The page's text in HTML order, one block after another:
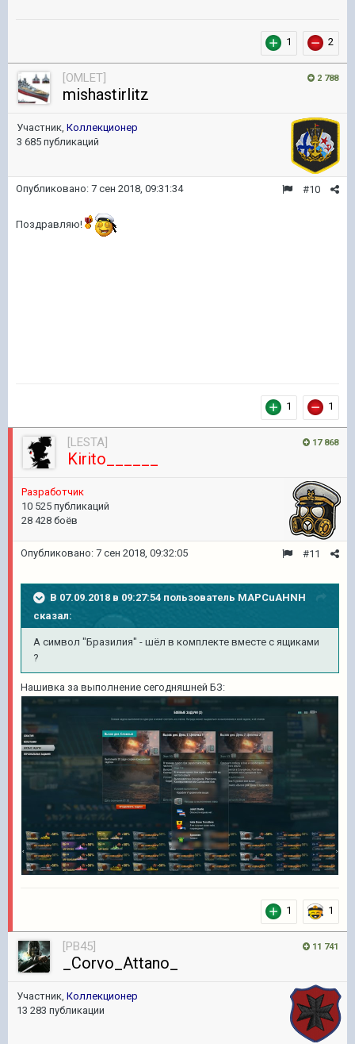
1 2
2 788
[OMLET]
mishastirlitz
Участник, Коллекционер
3 685 публикаций
#10
Опубликовано: 7 сен 2018, 09:31:34
Поздравляю!
1 1
17 868
[LESTA]
Kirito______
Разработчик
10 525 публикаций
28 428 боёв
#11
Опубликовано: 7 сен 2018, 09:32:05
В 07.09.2018 в 09:27:54 пользователь MAPCuAHNH
сказал:
А символ "Бразилия" - шёл в комплекте вместе с ящиками
?
Нашивка за выполнение сегодняшней БЗ:
1 1
11 741
[PB45]
_Corvo_Attano_
Участник, Коллекционер
13 283 публикации